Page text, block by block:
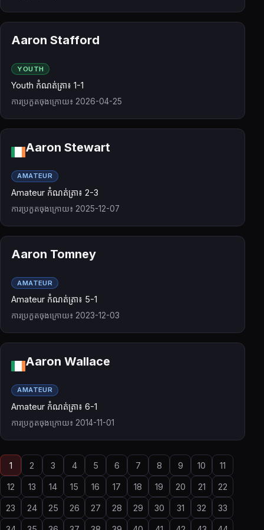
Aaron Stafford
YOUTH
Youth កំណត់ត្រា៖ 1-1
ការប្រកួតចុងក្រោយ៖ 2026-04-25
Aaron Stewart
AMATEUR
Amateur កំណត់ត្រា៖ 2-3
ការប្រកួតចុងក្រោយ៖ 2025-12-07
Aaron Tomney
AMATEUR
Amateur កំណត់ត្រា៖ 5-1
ការប្រកួតចុងក្រោយ៖ 2023-12-03
Aaron Wallace
AMATEUR
Amateur កំណត់ត្រា៖ 6-1
ការប្រកួតចុងក្រោយ៖ 2014-11-01
1 2 3 4 5 6 7 8 9 10 11
12 13 14 15 16 17 18 19 20 21 22
23 24 25 26 27 28 29 30 31 32 33